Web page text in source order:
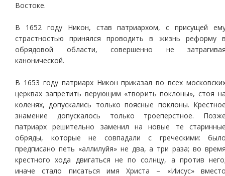
Востоке.
В 1652 году Никон, став патриархом, с присущей
страстностью принялся проводить в жизнь реформу
обрядовой области, совершенно не
канонической.
В 1653 году патриарх Никон приказал во всех
церквах запретить верующим «творить поклоны», стоя
коленях, допускались только поясные поклоны.
знамение допускалось только троеперстное.
патриарх решительно заменил на новые те
обряды, которые не совпадали с греческими:
предписано петь «аллилуйя» не два, а три раза; во
крестного хода двигаться не по солнцу, а против
иначе стало писаться имя Христа – «Иисус»